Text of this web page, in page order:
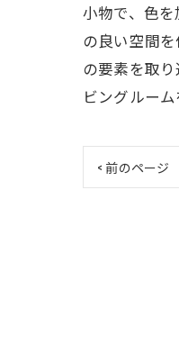
小物で、色
の良い空間
の要素を取
ビングルーム
< 前のページ